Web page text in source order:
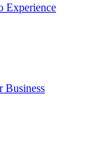
Experience
Business